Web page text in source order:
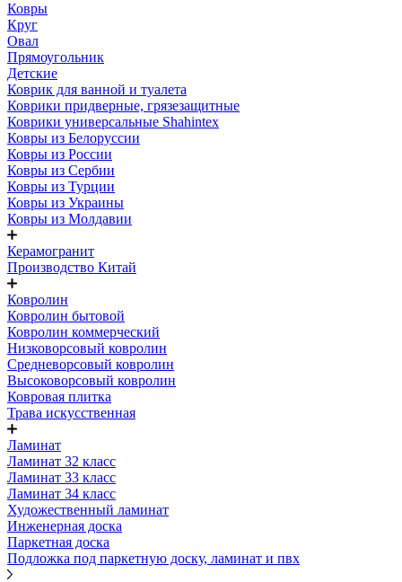
Ковры
Круг
Овал
Прямоугольник
Детские
Коврик для ванной и туалета
Коврики придверные, грязезащитные
Коврики универсальные Shahintex
Ковры из Белоруссии
Ковры из России
Ковры из Сербии
Ковры из Турции
Ковры из Украины
Ковры из Молдавии
Керамогранит
Производство Китай
Ковролин
Ковролин бытовой
Ковролин коммерческий
Низковорсовый ковролин
Средневорсовый ковролин
Высоковорсовый ковролин
Ковровая плитка
Трава искусственная
Ламинат
Ламинат 32 класс
Ламинат 33 класс
Ламинат 34 класс
Художественный ламинат
Инженерная доска
Паркетная доска
Подложка под паркетную доску, ламинат и пвх